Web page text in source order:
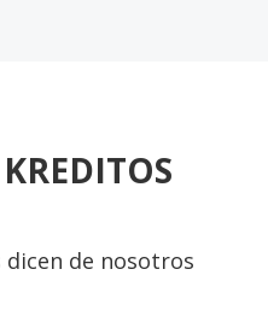
de nosotros